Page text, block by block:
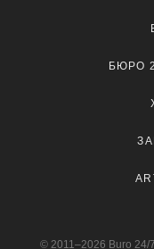
БЮРО
© 2011–2026 Buro 24/